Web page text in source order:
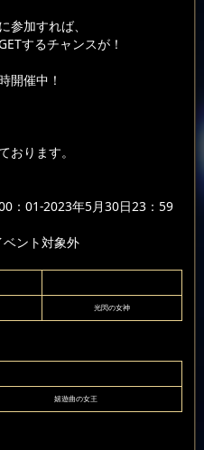
参加すれば、
するチャンスが！
開催中！
おります。
：01-2023年5月30日23：59
ント対象外
光閃の女神
嬉遊曲の女王